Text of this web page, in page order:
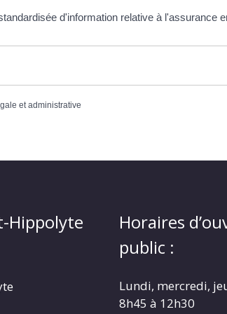
d'information relative à l'assurance
et administrative
Hippolyte
Horaires
public :
Lundi, mercredi,
8h45 à 12h30